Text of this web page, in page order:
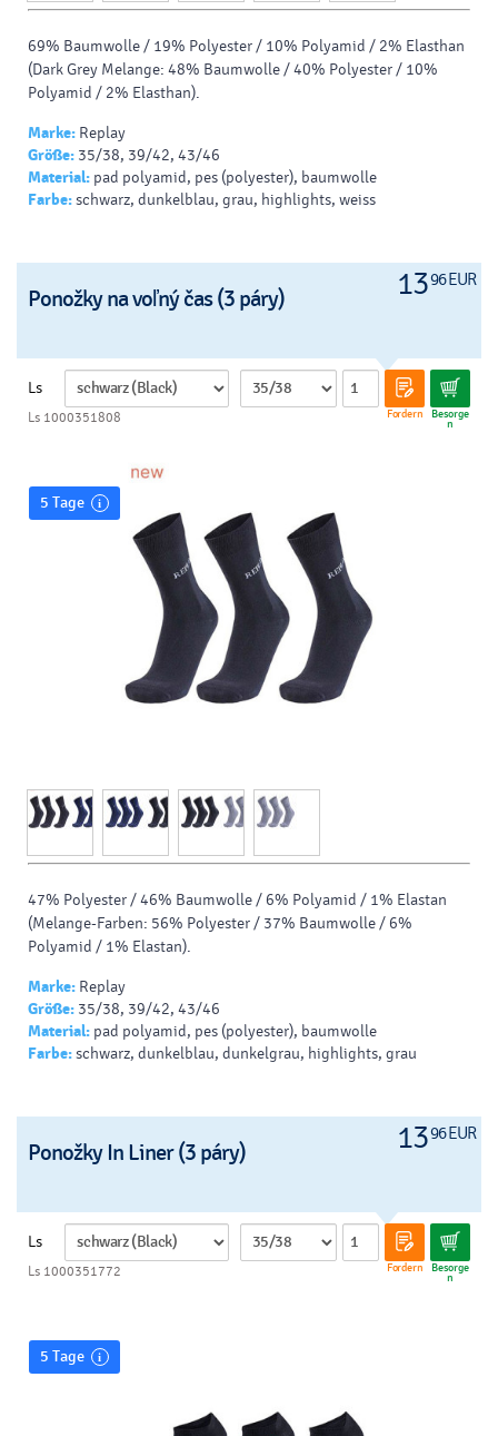
69% Baumwolle / 19% Polyester / 10% Polyamid / 2% Elasthan
(Dark Grey Melange: 48% Baumwolle / 40% Polyester / 10%
Polyamid / 2% Elasthan).
Marke: Replay
Größe: 35/38, 39/42, 43/46
Material: pad polyamid, pes (polyester), baumwolle
Farbe:schwarz, dunkelblau, grau, highlights, weiss
1396 EUR
Ponožky na voľný čas (3 páry)
Ls
Fordern Besorge
n
Ls 1000351808
5 Tage
47% Polyester / 46% Baumwolle / 6% Polyamid / 1% Elastan
(Melange-Farben: 56% Polyester / 37% Baumwolle / 6%
Polyamid / 1% Elastan).
Marke: Replay
Größe: 35/38, 39/42, 43/46
Material: pad polyamid, pes (polyester), baumwolle
Farbe:schwarz, dunkelblau, dunkelgrau, highlights, grau
1396 EUR
Ponožky In Liner (3 páry)
Ls
Fordern Besorge
n
Ls 1000351772
5 Tage